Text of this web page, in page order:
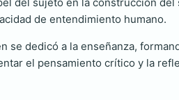
de entendimiento humano.
se dedicó a la enseñanza,
el pensamiento crítico y la